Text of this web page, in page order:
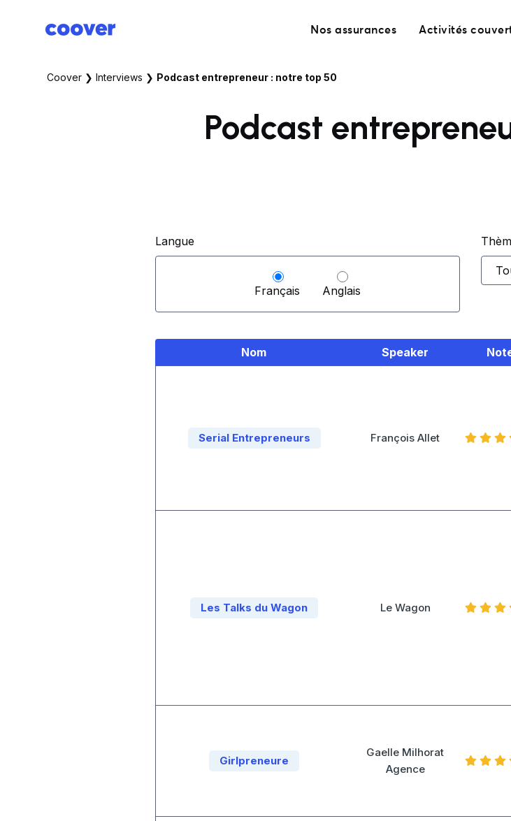
Nos assurances Activités
Coover ❯ Interviews ❯ Podcast entrepreneur : notre top 50
Podcast
Langue
Français Anglais
Nom Speaker
Serial Entrepreneurs François Allet
Les Talks du Wagon Le Wagon
Girlpreneure
Gaelle Milhorat
Agence